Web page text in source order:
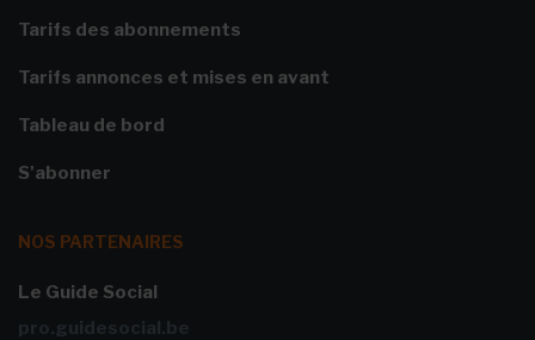
Tarifs des abonnements
Tarifs annonces et mises en avant
Tableau de bord
S'abonner
NOS PARTENAIRES
Le Guide Social
pro.guidesocial.be